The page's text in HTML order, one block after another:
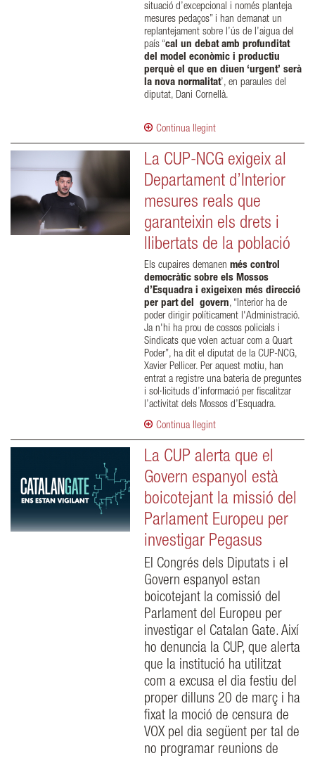
situació d’excepcional i només planteja
mesures pedaços” i han demanat un
replantejament sobre l’ús de l’aigua del
país “cal un debat amb profunditat
del model econòmic i productiu
perquè el que en diuen ‘urgent’ serà
la nova normalitat’, en paraules del
diputat, Dani Cornellà.
Continua llegint
La CUP-NCG exigeix al
Departament d’Interior
mesures reals que
garanteixin els drets i
llibertats de la població
Els cupaires demanen més control
democràtic sobre els Mossos
d’Esquadra i exigeixen més direcció
per part del govern, “Interior ha de
poder dirigir políticament l'Administració.
Ja n'hi ha prou de cossos policials i
Sindicats que volen actuar com a Quart
Poder”, ha dit el diputat de la CUP-NCG,
Xavier Pellicer. Per aquest motiu, han
entrat a registre una bateria de preguntes
i sol·licituds d’informació per fiscalitzar
l’activitat dels Mossos d’Esquadra.
Continua llegint
La CUP alerta que el
Govern espanyol està
boicotejant la missió del
Parlament Europeu per
investigar Pegasus
El Congrés dels Diputats i el
Govern espanyol estan
boicotejant la comissió del
Parlament del Europeu per
investigar el Catalan Gate. Així
ho denuncia la CUP, que alerta
que la institució ha utilitzat
com a excusa el dia festiu del
proper dilluns 20 de març i ha
fixat la moció de censura de
VOX pel dia següent per tal de
no programar reunions de